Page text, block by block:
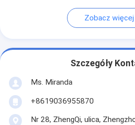
Zobacz więcej
Szczegóły
Ms. Miranda
+8619036955870
Nr 28, ZhengQi, ulica,